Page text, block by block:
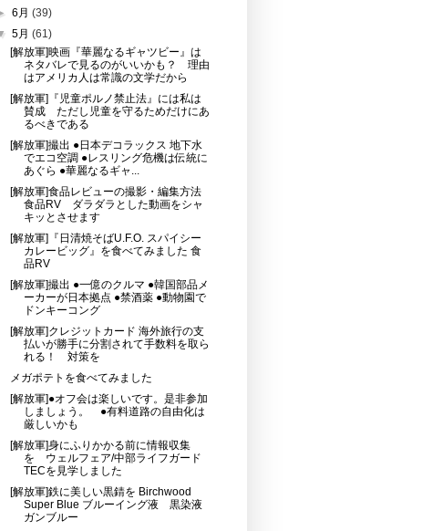
6月(39)
5月(61)
[解放軍]映画『華麗なるギャツビー』は
ネタバレで見るのがいいかも？ 理由
はアメリカ人は常識の文学だから
[解放軍]『児童ポルノ禁止法』には私は
賛成 ただし児童を守るためだけにあ
るべきである
[解放軍]撮出 ●日本デコラックス 地下水
でエコ空調 ●レスリング危機は伝統に
あぐら ●華麗なるギャ...
[解放軍]食品レビューの撮影・編集方法
食品RV ダラダラとした動画をシャ
キッとさせます
[解放軍]『日清焼そばU.F.O. スパイシー
カレービッグ』を食べてみました 食
品RV
[解放軍]撮出 ●一億のクルマ ●韓国部品メ
ーカーが日本拠点 ●禁酒薬 ●動物園で
ドンキーコング
[解放軍]クレジットカード 海外旅行の支
払いが勝手に分割されて手数料を取ら
れる！ 対策を
メガポテトを食べてみました
[解放軍]●オフ会は楽しいです。是非参加
しましょう。 ●有料道路の自由化は
厳しいかも
[解放軍]身にふりかかる前に情報収集
を ウェルフェア/中部ライフガード
TECを見学しました
[解放軍]鉄に美しい黒錆を Birchwood
Super Blue ブルーイング液 黒染液
ガンブルー